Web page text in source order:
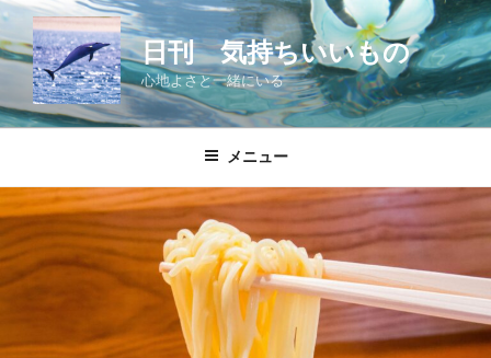
コ
ン
テ
ツ
ッ
プ
日刊 気持ちいいもの
心地よさと一緒にいる
メニュー